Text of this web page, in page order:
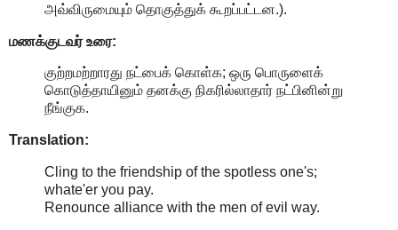
அவ்விருமையும் தொகுத்துக் கூறப்பட்டன.).
மணக்குடவர் உரை:
குற்றமற்றாரது நட்பைக் கொள்க; ஒரு பொருளைக்
கொடுத்தாயினும் தனக்கு நிகரில்லாதார் நட்பினின்று
நீங்குக.
Translation:
Cling to the friendship of the spotless one's;
whate'er you pay.
Renounce alliance with the men of evil way.